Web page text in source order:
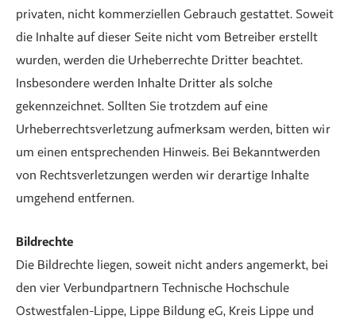
privaten, nicht kommerziellen Gebrauch gestattet. Soweit
die Inhalte auf dieser Seite nicht vom Betreiber erstellt
wurden, werden die Urheberrechte Dritter beachtet.
Insbesondere werden Inhalte Dritter als solche
gekennzeichnet. Sollten Sie trotzdem auf eine
Urheberrechtsverletzung aufmerksam werden, bitten wir
um einen entsprechenden Hinweis. Bei Bekanntwerden
von Rechtsverletzungen werden wir derartige Inhalte
umgehend entfernen.
Bildrechte
Die Bildrechte liegen, soweit nicht anders angemerkt, bei
den vier Verbundpartnern Technische Hochschule
Ostwestfalen-Lippe, Lippe Bildung eG, Kreis Lippe und